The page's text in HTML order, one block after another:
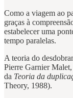
Como a viagem ao
graças à
estabelecer uma
tempo paralelas.
A teoria do
Pierre Garnier
da Teoria da
Theory, 1988).